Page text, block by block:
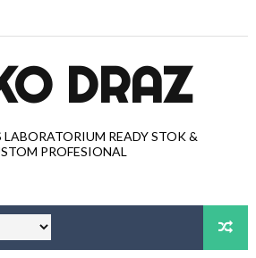
DRAZ
LABORATORIUM READY STOK &
PROFESIONAL